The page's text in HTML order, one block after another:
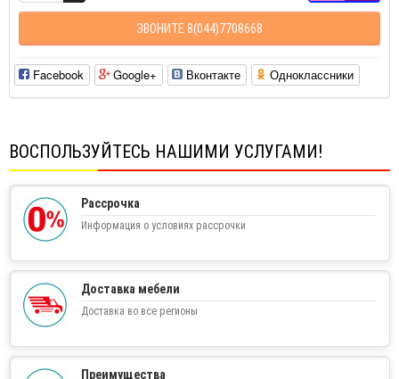
ЗВОНИТЕ 8(044)7708668
Facebook Google+ Вконтакте Одноклассники
ВОСПОЛЬЗУЙТЕСЬ НАШИМИ УСЛУГАМИ!
Рассрочка
Информация о условиях рассрочки
Доставка мебели
Доставка во все регионы
Преимущества